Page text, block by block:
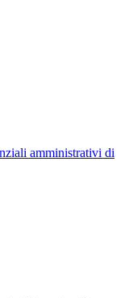
amministrativi di